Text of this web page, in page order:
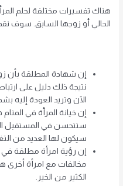
هناك تفسيرات مختلفة لحلم
الحالي أو زوجها السابق. سوف
إن شهادة المطلقة بأن
نتيجة ذلك دليل على
الآن وتريد العودة إليه
إن خيانة المرأة في
ستتحسن في المستقبل
سيكون لها العديد من
إن رؤية امرأة مطلقة
مخالفات مع امرأة أخرى
الكثير من الخير.